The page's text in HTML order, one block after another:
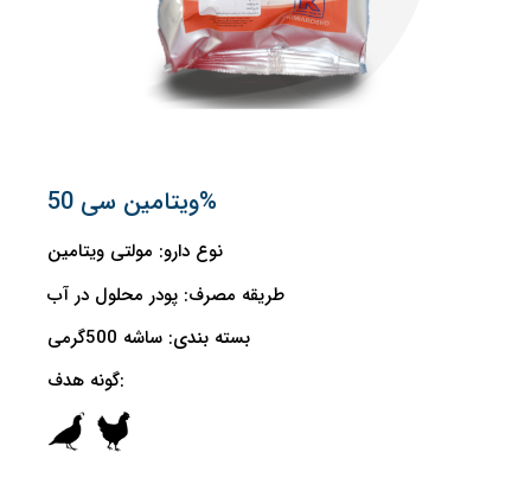
ویتامین سی 50%
نوع دارو: مولتی ویتامین
طریقه مصرف: پودر محلول در آب
بسته بندی: ساشه 500گرمی
گونه هدف: